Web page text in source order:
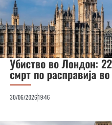
Убиство во Лондон:
смрт по расправија
30/06/202619:46